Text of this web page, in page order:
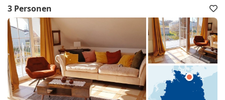
3 Personen